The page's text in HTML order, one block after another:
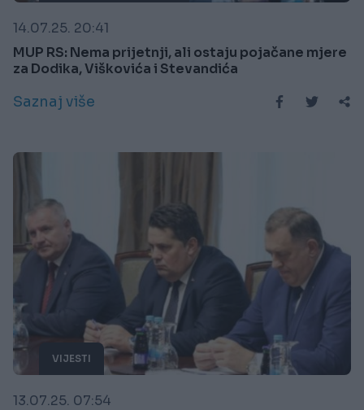
14.07.25. 20:41
MUP RS: Nema prijetnji, ali ostaju pojačane mjere
za Dodika, Viškovića i Stevandića
Saznaj više
VIJESTI
13.07.25. 07:54